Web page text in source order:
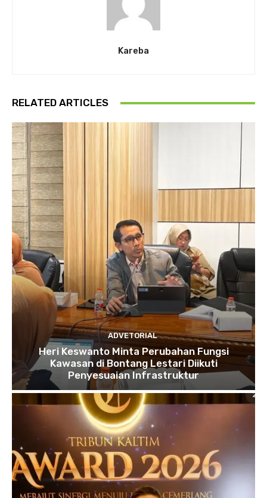
Kareba
RELATED ARTICLES
ADVETORIAL
Heri Keswanto Minta Perubahan Fungsi
Kawasan di Bontang Lestari Diikuti
Penyesuaian Infrastruktur